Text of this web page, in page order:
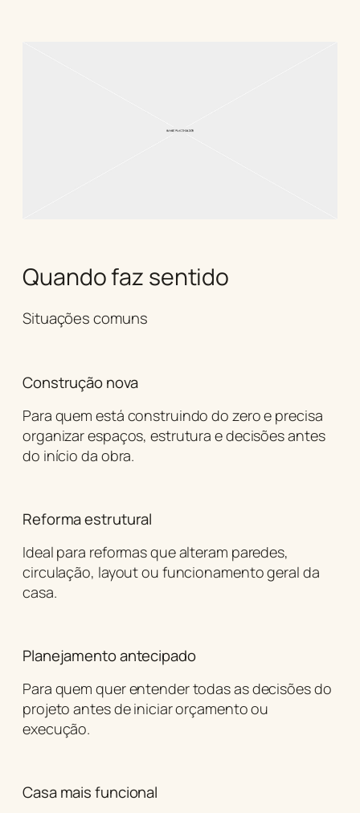
Quando faz sentido
Situações comuns
Construção nova
Para quem está construindo do zero e precisa
organizar espaços, estrutura e decisões antes
do início da obra.
Reforma estrutural
Ideal para reformas que alteram paredes,
circulação, layout ou funcionamento geral da
casa.
Planejamento antecipado
Para quem quer entender todas as decisões do
projeto antes de iniciar orçamento ou
execução.
Casa mais funcional